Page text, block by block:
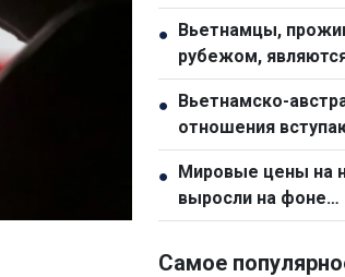
специальный
города Хошимин
● Вьетнамцы,
рубежом,
стратегическим
способствующим
национальной
● Вьетнамско-
отношения
фазу развития
● Мировые цены на
выросли на фоне
напряженности
Самое